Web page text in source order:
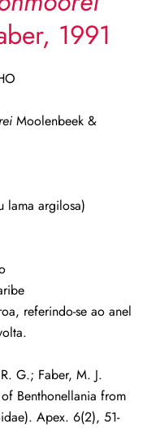
1991
Moolenbeek &
lama argilosa)
referindo-se ao anel
G.; Faber, M. J.
Benthonellania from
Apex. 6(2), 51-